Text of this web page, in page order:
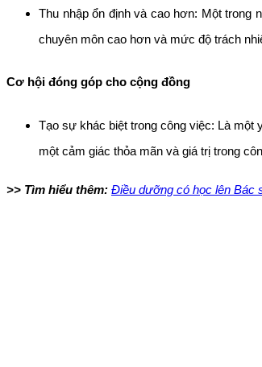
Thu nhập ổn định và cao hơn: Một
chuyên môn cao hơn và mức độ trách
Cơ hội đóng góp cho cộng đồng
Tạo sự khác biệt trong công việc: Là một
một cảm giác thỏa mãn và giá trị trong
>> Tìm hiểu thêm: Điều dưỡng có học lên Bác